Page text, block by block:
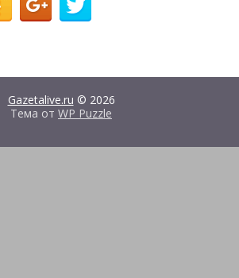
Gazetalive.ru © 2026
Тема от WP Puzzle